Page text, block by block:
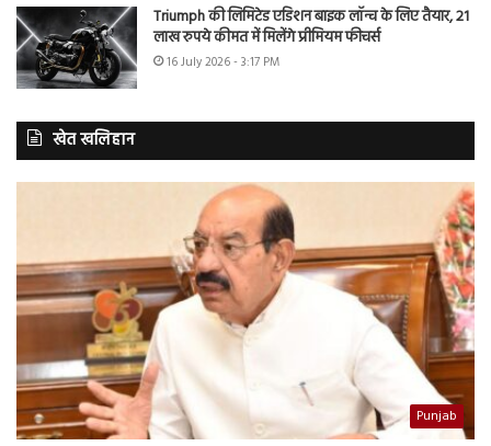
Triumph की लिमिटेड एडिशन बाइक लॉन्च के लिए तैयार, 21
लाख रुपये कीमत में मिलेंगे प्रीमियम फीचर्स
16 July 2026 - 3:17 PM
खेत खलिहान
Punjab